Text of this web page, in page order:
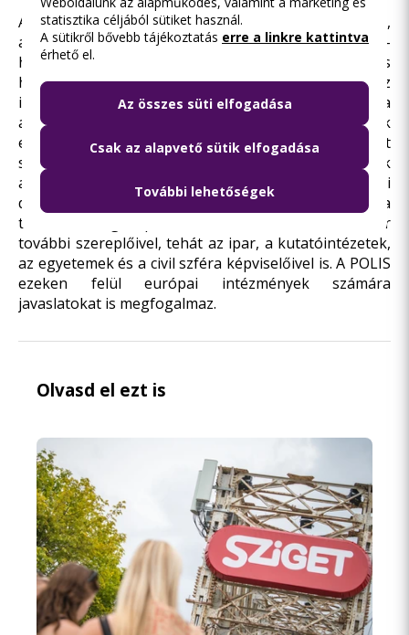
A POLIS – Cities and Regions for Better Transport,
azaz a Városok és régiók a jobb közlekedésért –
hálózat fő célkitűzése az európai helyi és regionális
hatóságok közötti tapasztalatcsere elősegítése az
innovatív közlekedési technológiák és szakpolitika
alkalmazására. A POLIS tagjai 1989 óta működnek
együtt a fenntartható közlekedésért integrált
stratégiák alkalmazásával,amelyek figyelembe veszik
a közlekedés gazdasági, társadalmi és környezeti
dimenzióinak összefüggéseit. A POLIS támogatja
továbbá a tagok párbeszédét a közlekedési szektor
további szereplőivel, tehát az ipar, a kutatóintézetek,
az egyetemek és a civil szféra képviselőivel is. A POLIS
ezeken felül európai intézmények számára
javaslatokat is megfogalmaz.
Olvasd el ezt is
statisztika céljából sütiket használ.
A sütikről bővebb tájékoztatás erre a linkre kattintva
érhető el.
Az összes süti elfogadása
Csak az alapvető sütik elfogadása
További lehetőségek